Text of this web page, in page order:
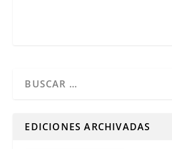
EDICIONES ARCHIVADAS